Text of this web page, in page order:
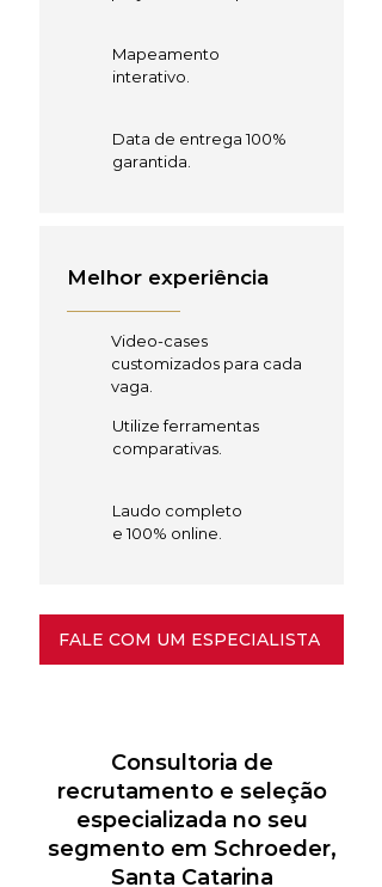
Mapeamento
interativo.
Data de entrega 100%
garantida.
Melhor experiência
Video-cases
customizados para cada
vaga.
Utilize ferramentas
comparativas.
Laudo completo
e 100% online.
FALE COM UM ESPECIALISTA
Consultoria de
recrutamento e seleção
especializada no seu
segmento em Schroeder,
Santa Catarina